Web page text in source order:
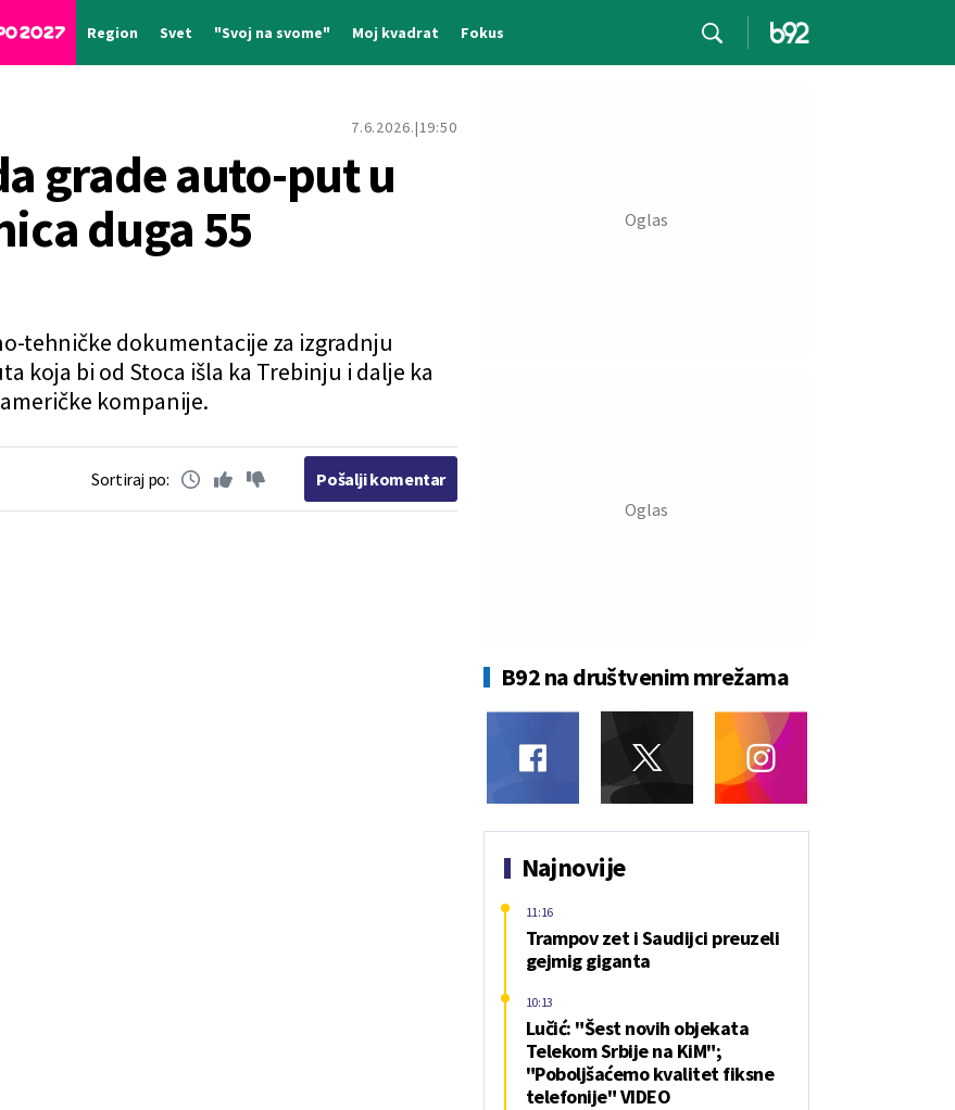
Region Svet "Svoj na svome" Moj kvadrat Fokus
7.6.2026. 19:50
grade auto-put u
duga 55
tehničke dokumentacije za izgradnju
koja bi od Stoca išla ka Trebinju i dalje ka
kompanije.
Sortiraj po: Pošalji komentar
B92 na društvenim mrežama
Najnovije
Trampov zet i Saudijci preuzeli
gejmig giganta
11:16
Lučić: "Šest novih objekata
Telekom Srbije na KiM";
"Poboljšaćemo kvalitet fiksne
telefonije" VIDEO
10:13